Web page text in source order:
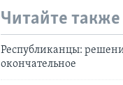
Читайте также
Республиканцы:
окончательное